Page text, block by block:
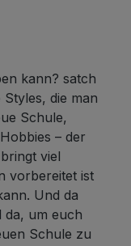
kann? satch
die man
Schule,
– der
viel
vorbereitet ist
Und da
da, um euch
Schule zu